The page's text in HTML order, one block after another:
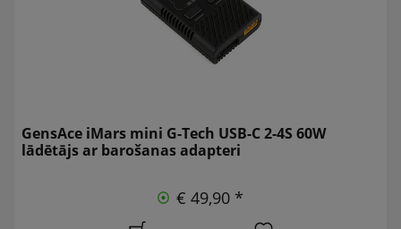
GensAce iMars mini G-Tech USB-C 2-4S 60W
lādētājs ar barošanas adapteri
€ 49,90 *